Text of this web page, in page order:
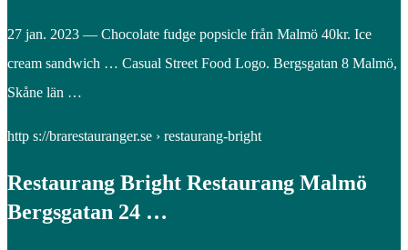
27 jan. 2023 — Chocolate fudge popsicle från Malmö 40kr. Ice
cream sandwich … Casual Street Food Logo. Bergsgatan 8 Malmö,
Skåne län …
http s://brarestauranger.se › restaurang-bright
Restaurang Bright Restaurang Malmö
Bergsgatan 24 …